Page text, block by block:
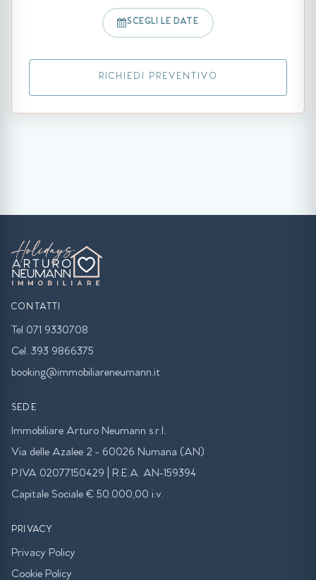
SCEGLI LE DATE
RICHIEDI PREVENTIVO
CONTATTI
Tel 071 9330708
Cel. 393 9866375
booking@immobiliareneumann.it
SEDE
Immobiliare Arturo Neumann s.r.l.
Via delle Azalee 2 - 60026 Numana (AN)
P.IVA 02077150429 | R.E.A. AN-159394
Capitale Sociale € 50.000,00 i.v.
PRIVACY
Privacy Policy
Cookie Policy